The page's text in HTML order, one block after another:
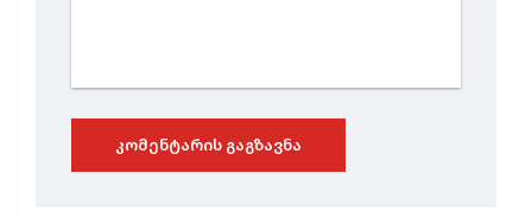
ᲙᲝᲛᲔᲜᲢᲐᲠᲘᲡ ᲒᲐᲒᲖᲐᲕᲜᲐ